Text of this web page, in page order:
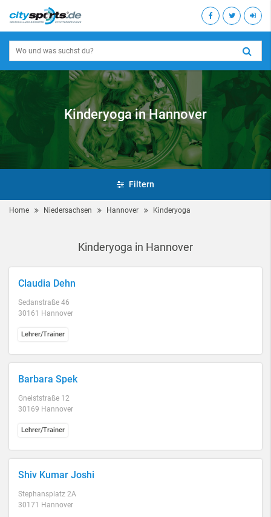
Kinderyoga in Hannover
Filtern
Home Niedersachsen Hannover Kinderyoga
Kinderyoga in Hannover
Claudia Dehn
Sedanstraße 46
30161 Hannover
Lehrer/Trainer
Barbara Spek
Gneiststraße 12
30169 Hannover
Lehrer/Trainer
Shiv Kumar Joshi
Stephansplatz 2A
30171 Hannover